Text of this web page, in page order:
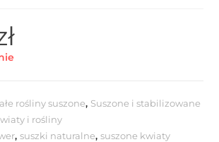
rośliny suszone, Suszone i stabilizowane
i rośliny
,suszki naturalne,suszone kwiaty